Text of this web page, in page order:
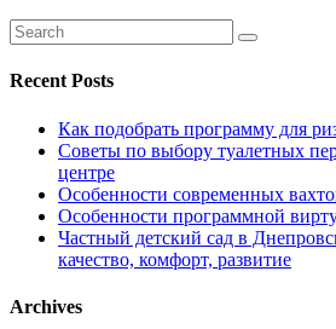
Recent Posts
Как подобрать программу для
Советы по выбору туалетных
центре
Особенности современных
Особенности программной
Частный детский сад в
качество, комфорт, развитие
Archives